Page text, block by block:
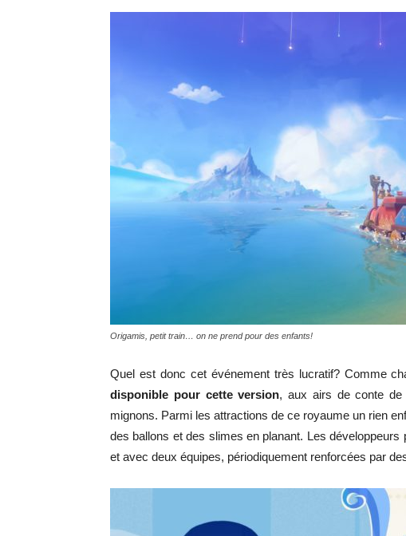
Origamis, petit train… on ne prend pour des enfants!
Quel est donc cet événement très lucratif? Comme
disponible pour cette version, aux airs de conte de
mignons. Parmi les attractions de ce royaume un rien
des ballons et des slimes en planant. Les
et avec deux équipes, périodiquement renforcées par